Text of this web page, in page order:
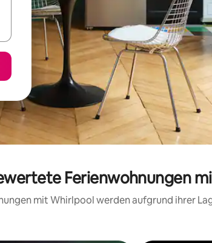
Ferienwohnungen
mit Whirlpool werden aufgrund ihrer